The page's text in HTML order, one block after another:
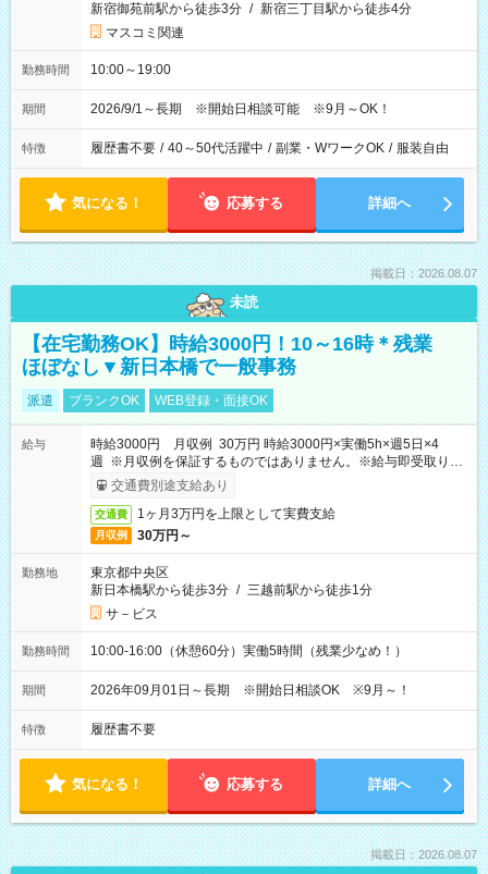
新宿御苑前駅から徒歩3分 / 新宿三丁目駅から徒歩4分
マスコミ関連
勤務時間 10:00～19:00
期間 2026/9/1～長期 ※開始日相談可能 ※9月～OK！
特徴 履歴書不要 / 40～50代活躍中 / 副業・WワークOK / 服装自由
気になる！ 応募する 詳細へ
掲載日：2026.08.07
未読
【在宅勤務OK】時給3000円！10～16時＊残業
ほぼなし▼新日本橋で一般事務
派遣 ブランクOK WEB登録・面接OK
給与
時給3000円 月収例 30万円 時給3000円×実働5h×週5日×4
週 ※月収例を保証するものではありません。※給与即受取りサ
ービス利用可（利用条件有）
交通費別途支給あり
交通費 1ヶ月3万円を上限として実費支給
月収例 30万円～
勤務地
東京都中央区
新日本橋駅から徒歩3分 / 三越前駅から徒歩1分
サ－ビス
勤務時間 10:00-16:00（休憩60分）実働5時間（残業少なめ！）
期間 2026年09月01日～長期 ※開始日相談OK ※9月～！
特徴 履歴書不要
気になる！ 応募する 詳細へ
掲載日：2026.08.07